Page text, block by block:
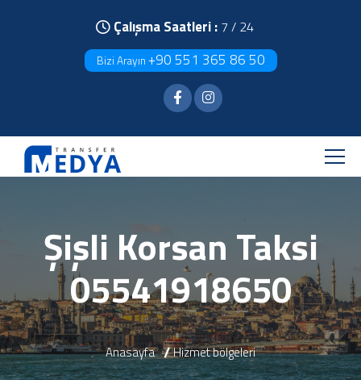
Çalışma Saatleri : 7 / 24
Bizi Arayın +90 551 365 86 50
Şişli Korsan Taksi
05541918650
Anasayfa Hizmet bölgeleri